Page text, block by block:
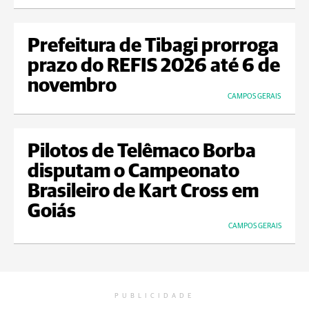
Prefeitura de Tibagi prorroga
prazo do REFIS 2026 até 6 de
novembro
CAMPOS GERAIS
Pilotos de Telêmaco Borba
disputam o Campeonato
Brasileiro de Kart Cross em
Goiás
CAMPOS GERAIS
PUBLICIDADE